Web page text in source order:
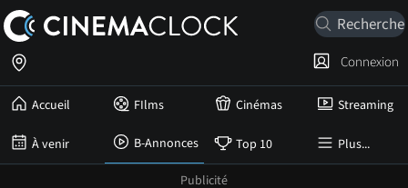
Accueil FIlms Cinémas Streaming
À venir B-Annonces Top 10 Plus...
Connexion